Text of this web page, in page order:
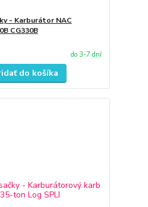
- Karburátor NAC
CG330B
do 3-7 dní
do košíka